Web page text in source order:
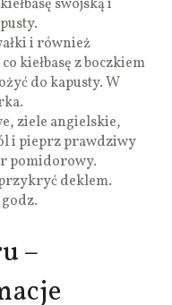
swojską i
i również
kiełbasę z boczkiem
do kapusty. W
ziele angielskie,
i pieprz prawdziwy
pomidorowy.
deklem.
–